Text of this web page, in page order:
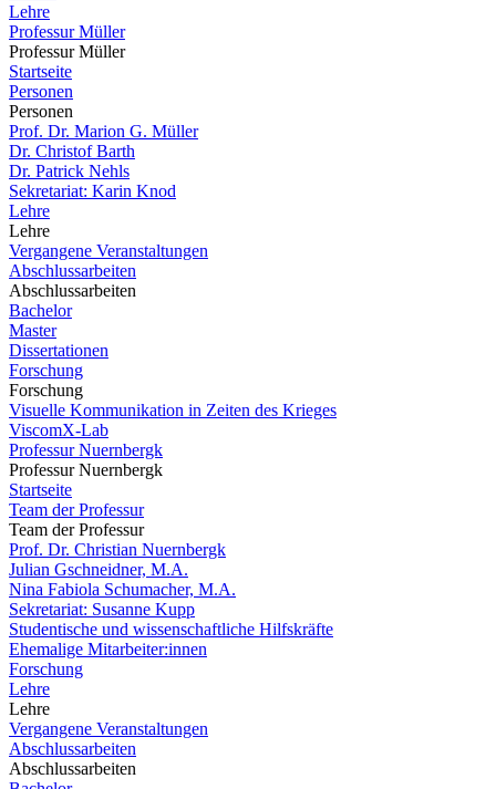
Lehre
Professur Müller
Professur Müller
Startseite
Personen
Personen
Prof. Dr. Marion G. Müller
Dr. Christof Barth
Dr. Patrick Nehls
Sekretariat: Karin Knod
Lehre
Lehre
Vergangene Veranstaltungen
Abschlussarbeiten
Abschlussarbeiten
Bachelor
Master
Dissertationen
Forschung
Forschung
Visuelle Kommunikation in Zeiten des Krieges
ViscomX-Lab
Professur Nuernbergk
Professur Nuernbergk
Startseite
Team der Professur
Team der Professur
Prof. Dr. Christian Nuernbergk
Julian Gschneidner, M.A.
Nina Fabiola Schumacher, M.A.
Sekretariat: Susanne Kupp
Studentische und wissenschaftliche Hilfskräfte
Ehemalige Mitarbeiter:innen
Forschung
Lehre
Lehre
Vergangene Veranstaltungen
Abschlussarbeiten
Abschlussarbeiten